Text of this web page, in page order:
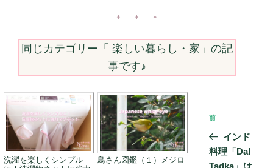
＊ ＊ ＊
同じカテゴリー「 楽しい暮らし・家 」の記
事です♪
洗濯を楽しくシンプル
鳥さん図鑑（１）メジロ
投
稿
ナ
ビ
前
の
投
稿
前
インド
料理「Dal
Tadka」は